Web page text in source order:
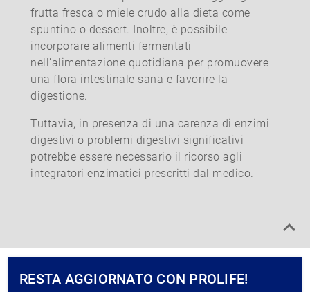
frutta fresca o miele crudo alla dieta come
spuntino o dessert. Inoltre, è possibile
incorporare alimenti fermentati
nell’alimentazione quotidiana per promuovere
una flora intestinale sana e favorire la
digestione.
Tuttavia, in presenza di una carenza di enzimi
digestivi o problemi digestivi significativi
potrebbe essere necessario il ricorso agli
integratori enzimatici prescritti dal medico.
RESTA AGGIORNATO CON PROLIFE!